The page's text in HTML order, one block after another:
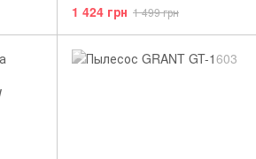
1 424 грн 1 499 грн